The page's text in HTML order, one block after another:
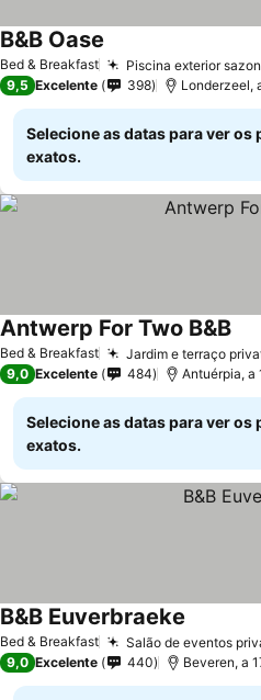
Bed & Breakfast Piscina exterior
B&B Oase
9,5 Excelente 398 Londerzeel,
Selecione as datas para ver os
exatos.
Bed & Breakfast Jardim e terraço
Antwerp For Two B&BVer
9,0 Excelente 484 Antuérpia, a
Selecione as datas para ver os
exatos.
Bed & Breakfast Salão de eventos
B&B Euverbraeke
9,0 Excelente 440 Beveren, a